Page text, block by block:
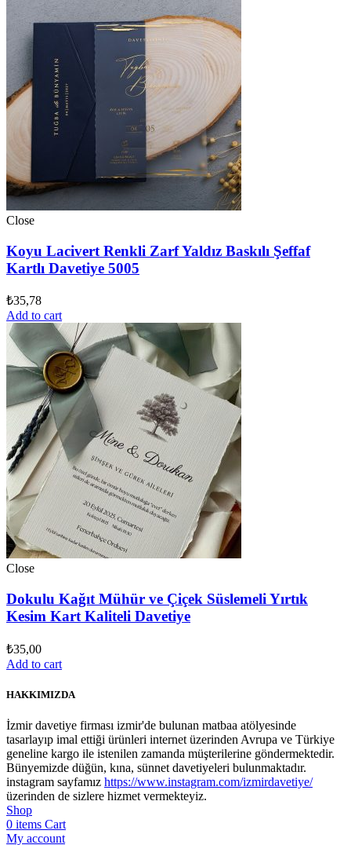
Close
Koyu Lacivert Renkli Zarf Yaldız Baskılı Şeffaf
Kartlı Davetiye 5005
₺35,78
Add to cart
Close
Dokulu Kağıt Mühür ve Çiçek Süslemeli Yırtık
Kesim Kart Kaliteli Davetiye
₺35,00
Add to cart
HAKKIMIZDA
İzmir davetiye firması izmir'de bulunan matbaa atölyesinde
tasarlayıp imal ettiği ürünleri internet üzerinden Avrupa ve Türkiye
geneline kargo ile istenilen zamanda müşterilerine göndermektedir.
Bünyemizde düğün, kına, sünnet davetiyeleri bulunmaktadır.
instagram sayfamız https://www.instagram.com/izmirdavetiye/
üzerinden de sizlere hizmet vermekteyiz.
Shop
0 items Cart
My account